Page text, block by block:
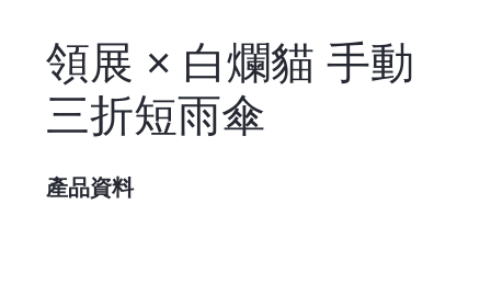
領展 × 白爛貓 手動
三折短雨傘
產品資料